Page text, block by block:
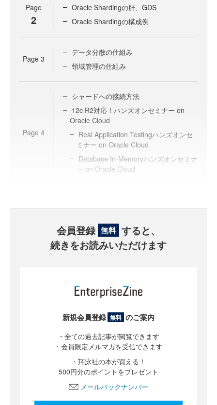
Page
2
Oracle Shardingの肝、GDS
Oracle Shardingの構成例
Page 3
データ分散の仕組み
領域管理の仕組み
Page 4
シャードへの接続方法
12c R2対応！ハンズオンセミナー on
Oracle Cloud
Real Application Testingハンズオンセ
ミナー on Oracle Cloud
Database In-Memoryハンズオンセミナ
ー on Oracle Cloud
会員登録 無料 すると、
続きをお読みいただけます
新規会員登録 無料 のご案内
・全ての過去記事が閲覧できます
・会員限定メルマガを受信できます
・翔泳社の本が買える！
500円分のポイントをプレゼント
メールバックナンバー